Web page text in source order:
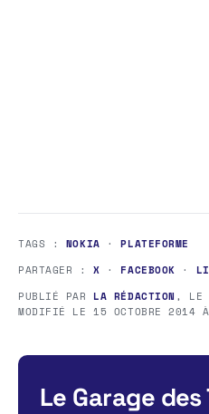
TAGS : NOKIA ·PLATEFORME
PARTAGER :X · FACEBOOK ·
PUBLIÉ PAR LA RÉDACTION , LE
MODIFIÉ LE15 OCTOBRE 2014
Le Garage des